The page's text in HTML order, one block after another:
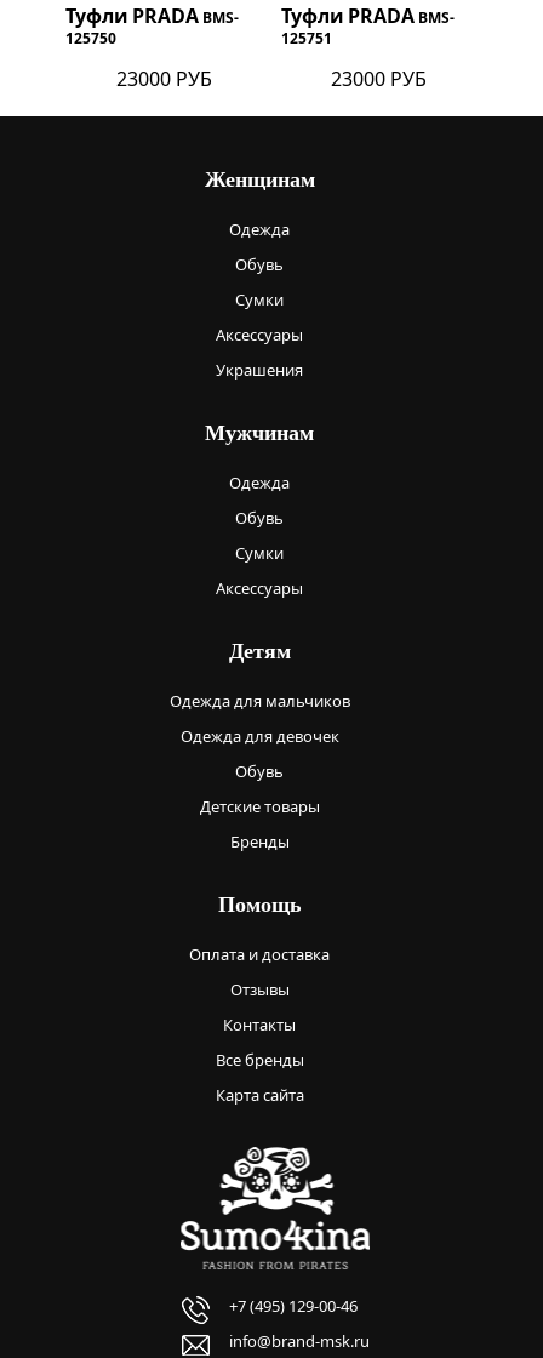
Туфли PRADA BMS-
125750
23000 РУБ
Туфли PRADA BMS-
125751
23000 РУБ
Женщинам
Одежда
Обувь
Сумки
Аксессуары
Украшения
Мужчинам
Одежда
Обувь
Сумки
Аксессуары
Детям
Одежда для мальчиков
Одежда для девочек
Обувь
Детские товары
Бренды
Помощь
Оплата и доставка
Отзывы
Контакты
Все бренды
Карта сайта
+7 (495) 129-00-46
info@brand-msk.ru